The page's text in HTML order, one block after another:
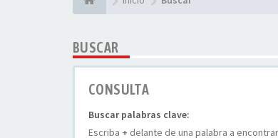
BUSCAR
CONSULTA
Buscar palabras clave:
Escriba + delante de una palabra a